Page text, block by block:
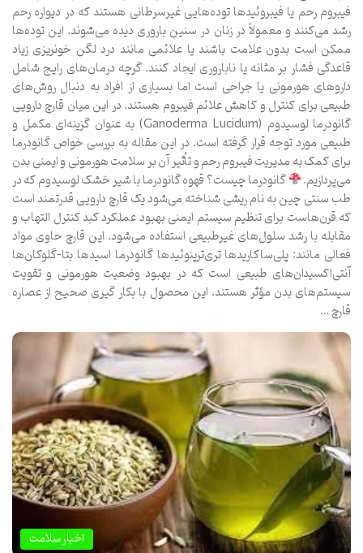
فیبروم رحم یا فیبروئیدها توده‌هایی غیرسرطانی هستند که در دیواره رحم
رشد می‌کنند و معمولاً در زنان در سنین باروری دیده می‌شوند. این توده‌ها
ممکن است بدون علامت باشند یا علائمی مانند درد لگن خونریزی زیاد
قاعدگی فشار بر مثانه یا ناباروری ایجاد کنند. گرچه درمان‌های رایج شامل
داروهای هورمونی یا جراحی است اما بسیاری از افراد به دنبال روش‌های
طبیعی برای کنترل و کاهش علائم فیبروم هستند. در این میان قارچ دارویی
گانودرما لوسیدوم (Ganoderma Lucidum) به عنوان گزینه‌ای مکمل و
طبیعی مورد توجه قرار گرفته است. در این مقاله به بررسی خواص گانودرما
برای کمک به مدیریت فیبروم رحم و تأثیر آن بر سلامت هورمونی و ایمنی بدن
می‌پردازیم. گانودرما چیست؟ قهوه گانودرما با شیر خشک لوسیدوم که در
طب سنتی چین به نام ریشی شناخته می‌شود یک قارچ دارویی قدرتمند است
که قرن‌هاست برای تنظیم سیستم ایمنی بهبود عملکرد کبد کنترل التهاب و
مقابله با رشد سلول‌های غیرطبیعی استفاده می‌شود. این قارچ حاوی مواد
فعالی مانند: پلی‌ساکاریدها تری‌ترپنوئیدها گانودرما اسیدها بتا-گلوکان‌ها
آنتی‌اکسیدان‌های طبیعی است که در بهبود وضعیت هورمونی و تقویت
سیستم‌های بدن مؤثر هستند. این محصول با بکار گیری صحیح از عصاره
قارچ …
اخبار سلامت